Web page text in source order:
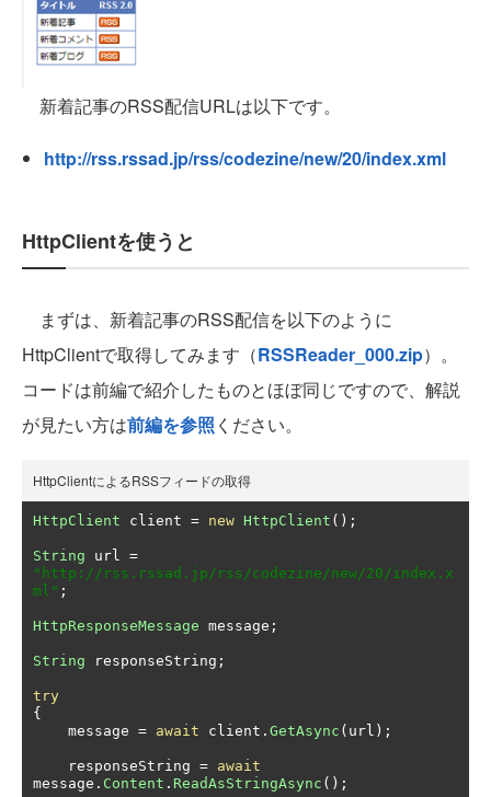
新着記事のRSS配信URLは以下です。
http://rss.rssad.jp/rss/codezine/new/20/index.xml
HttpClientを使うと
まずは、新着記事のRSS配信を以下のように
HttpClientで取得してみます（RSSReader_000.zip）。
コードは前編で紹介したものとほぼ同じですので、解説
が見たい方は前編を参照 ください。
HttpClientによるRSSフィードの取得
HttpClient client = new HttpClient ();
String url =
"http://rss.rssad.jp/rss/codezine/new/20/index.x
ml" ;
HttpResponseMessage message ;
String responseString ;
try
{
    message
= await client . GetAsync ( url );
    responseString
= await
message . Content . ReadAsStringAsync ();